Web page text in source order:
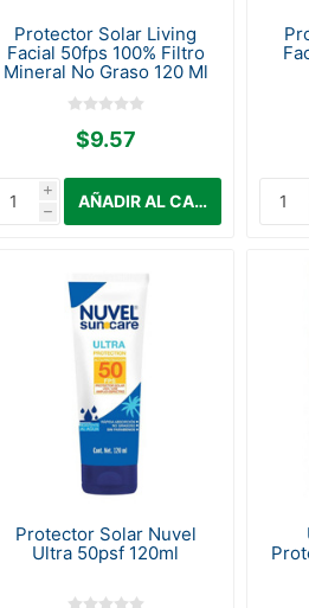
Protector Solar Living
Facial 50fps 100% Filtro
Mineral No Graso 120 Ml
$9.57
i
h
Protector Solar Nuvel
Ultra 50psf 120ml